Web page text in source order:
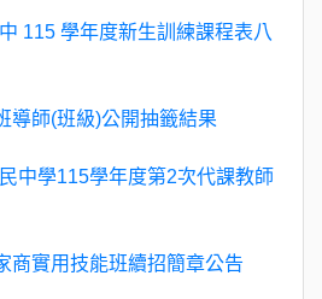
115 學年度新生訓練課程表八
導師(班級)公開抽籤結果
中學115學年度第2次代課教師
商實用技能班續招簡章公告